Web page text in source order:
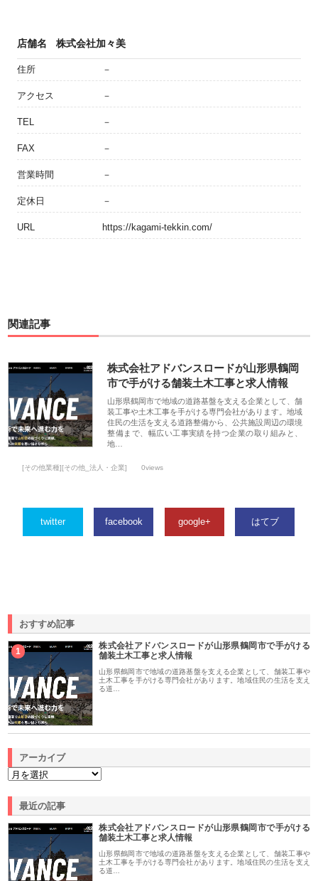
店舗名 株式会社加々美
住所 －
アクセス －
TEL －
FAX －
営業時間 －
定休日 －
URL https://kagami-tekkin.com/
関連記事
株式会社アドバンスロードが山形県鶴岡
市で手がける舗装土木工事と求人情報
山形県鶴岡市で地域の道路基盤を支える企業として、舗
装工事や土木工事を手がける専門会社があります。地域
住民の生活を支える道路整備から、公共施設周辺の環境
整備まで、幅広い工事実績を持つ企業の取り組みと、
地…
[その他業種][その他_法人・企業] 0views
twitter facebook google+ はてブ
おすすめ記事
1
株式会社アドバンスロードが山形県鶴岡市で手がける
舗装土木工事と求人情報
山形県鶴岡市で地域の道路基盤を支える企業として、舗装工事や
土木工事を手がける専門会社があります。地域住民の生活を支え
る道…
アーカイブ
最近の記事
株式会社アドバンスロードが山形県鶴岡市で手がける
舗装土木工事と求人情報
山形県鶴岡市で地域の道路基盤を支える企業として、舗装工事や
土木工事を手がける専門会社があります。地域住民の生活を支え
る道…